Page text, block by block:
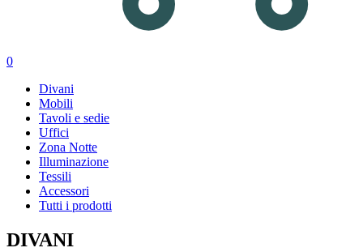
0
Divani
Mobili
Tavoli e sedie
Uffici
Zona Notte
Illuminazione
Tessili
Accessori
Tutti i prodotti
DIVANI